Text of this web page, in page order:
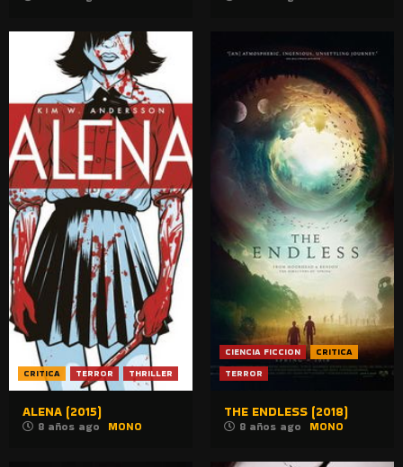
CRITICA TERROR THRILLER
ALENA (2015)
8 años ago MONO
CIENCIA FICCION
CRITICA
TERROR
THE ENDLESS (2018)
8 años ago MONO